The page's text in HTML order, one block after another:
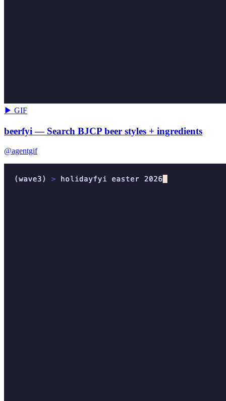
▶ GIF
beerfyi — Search BJCP beer styles + ingredients
@agentgif